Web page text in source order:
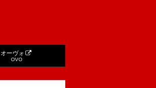
オーヴォ
OVO